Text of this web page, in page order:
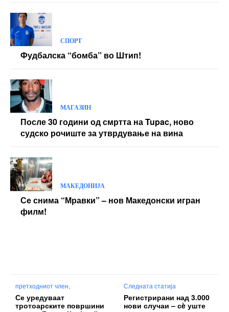
СПОРТ
Фудбалска “бомба” во Штип!
МАГАЗИН
После 30 години од смртта на Tupac, ново
судско рочиште за утврдување на вина
МАКЕДОНИЈА
Се снима “Мравки” – нов Македонски игран
филм!
претходниот член,
Се уредуваат
тротоарските површини
Следната статија
Регистрирани над 3.000
нови случаи – сè уште